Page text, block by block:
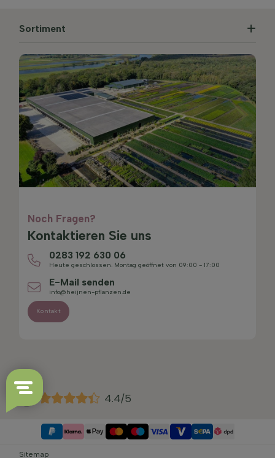
Sortiment
Noch Fragen?
Kontaktieren Sie uns
0283 192 630 06
Heute geschlossen. Montag geöffnet von 09:00 - 17:00
E-Mail senden
info@heijnen-pflanzen.de
Kontakt
4.4/5
Sitemap